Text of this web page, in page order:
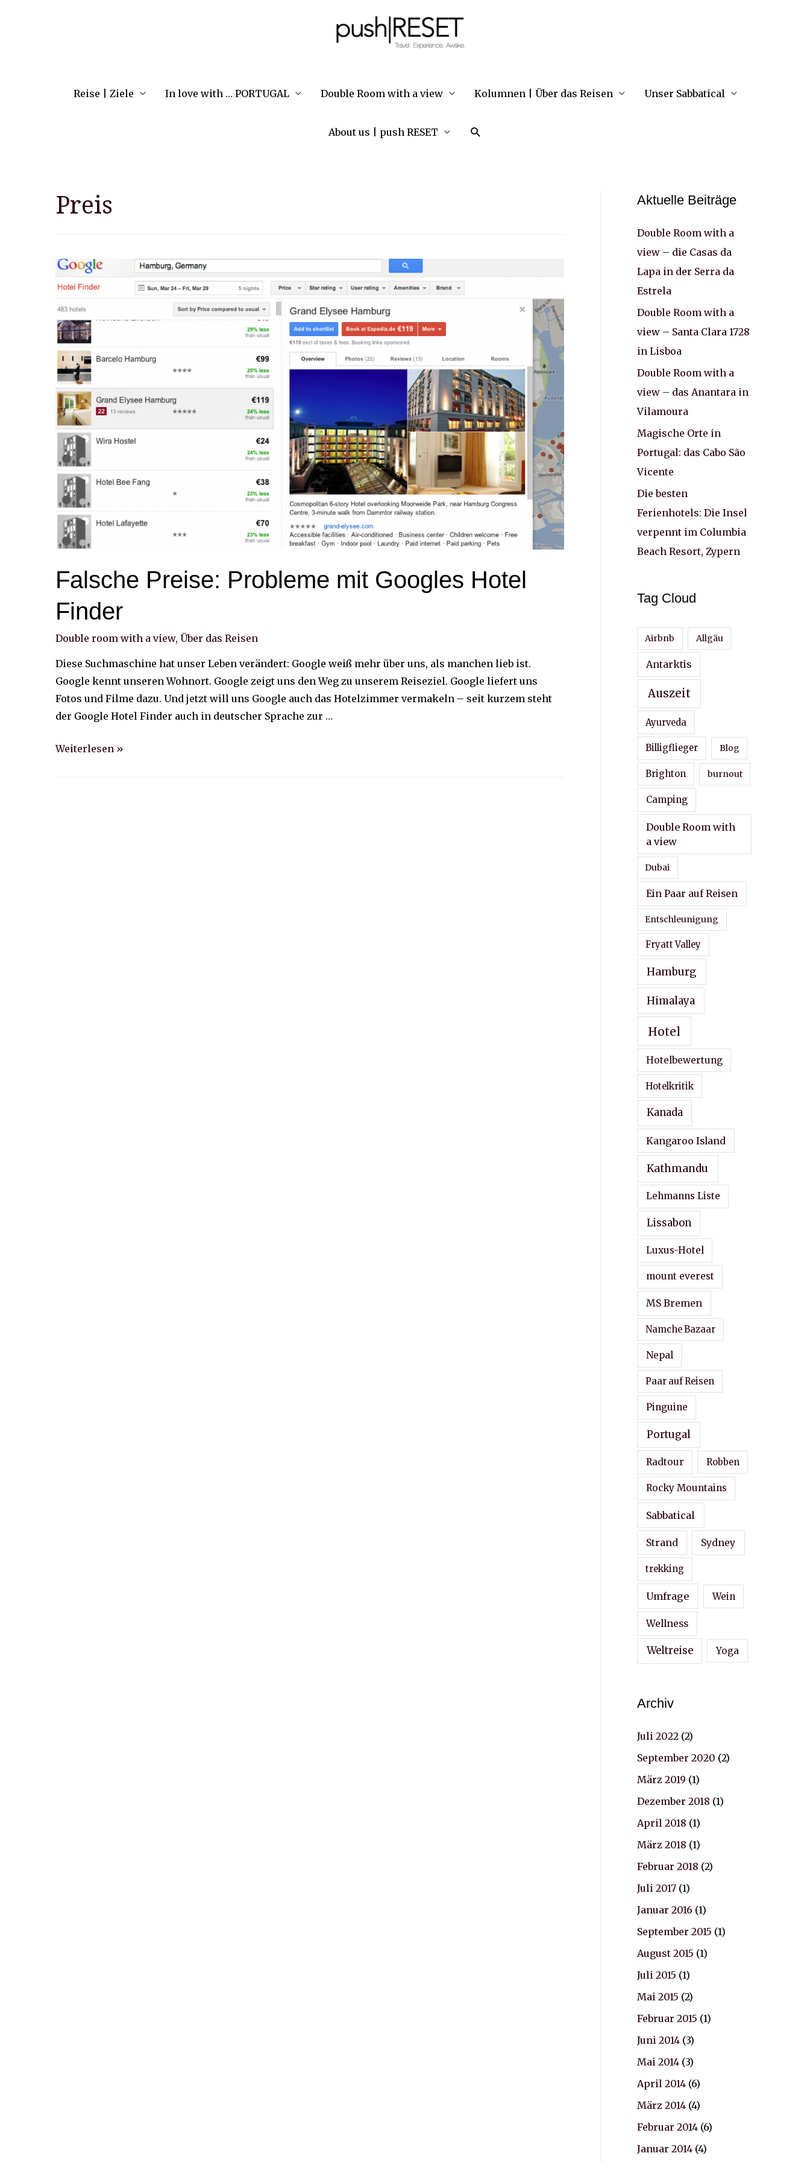
Reise | Ziele In love with … PORTUGAL Double Room with a view Kolumnen | Über das Reisen Unser Sabbatical
About us | push RESET Suche
Preis
Falsche Preise: Probleme mit Googles Hotel
Finder
Double room with a view, Über das Reisen
Diese Suchmaschine hat unser Leben verändert: Google weiß mehr über uns, als manchen lieb ist.
Google kennt unseren Wohnort. Google zeigt uns den Weg zu unserem Reiseziel. Google liefert uns
Fotos und Filme dazu. Und jetzt will uns Google auch das Hotelzimmer vermakeln – seit kurzem steht
der Google Hotel Finder auch in deutscher Sprache zur …
Falsche
Weiterlesen »
Aktuelle Beiträge
Double Room with a
view – die Casas da
Lapa in der Serra da
Estrela
Double Room with a
view – Santa Clara 1728
in Lisboa
Double Room with a
view – das Anantara in
Vilamoura
Magische Orte in
Portugal: das Cabo São
Vicente
Die besten
Ferienhotels: Die Insel
verpennt im Columbia
Beach Resort, Zypern
Tag Cloud
Airbnb Allgäu
Antarktis
Auszeit
Ayurveda
Billigflieger Blog
Brighton burnout
Camping
Double Room with
a view
Dubai
Ein Paar auf Reisen
Entschleunigung
Fryatt Valley
Hamburg
Himalaya
Hotel
Hotelbewertung
Hotelkritik
Kanada
Kangaroo Island
Kathmandu
Lehmanns Liste
Lissabon
Luxus-Hotel
mount everest
MS Bremen
Namche Bazaar
Nepal
Paar auf Reisen
Pinguine
Portugal
Radtour Robben
Rocky Mountains
Sabbatical
Strand Sydney
trekking
Umfrage Wein
Wellness
Weltreise Yoga
Archiv
Juli 2022(2)
September 2020 (2)
März 2019 (1)
Dezember 2018 (1)
April 2018 (1)
März 2018 (1)
Februar 2018 (2)
Juli 2017(1)
Januar 2016 (1)
September 2015 (1)
August 2015 (1)
Juli 2015 (1)
Mai 2015 (2)
Februar 2015 (1)
Juni 2014(3)
Mai 2014(3)
April 2014(6)
März 2014(4)
Februar 2014(6)
Januar 2014(4)